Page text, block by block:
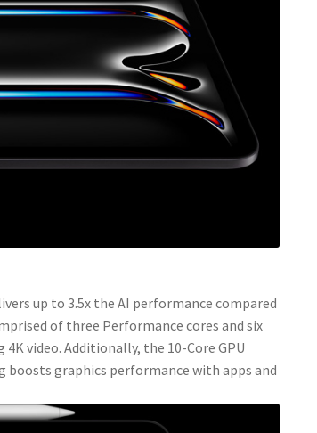
up to 3.5x the AI performance compared
of three Performance cores and six
video. Additionally, the 10-Core GPU
boosts graphics performance with apps and